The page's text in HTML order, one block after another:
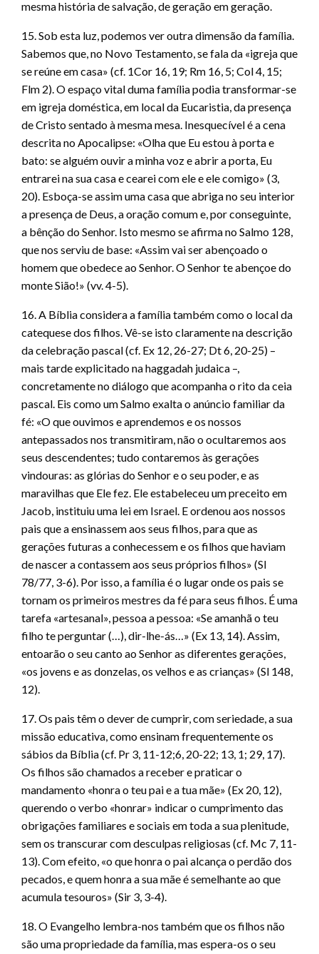
mesma história de salvação, de geração em geração.
15. Sob esta luz, podemos ver outra dimensão da família.
Sabemos que, no Novo Testamento, se fala da «igreja que
se reúne em casa» (cf. 1Cor 16, 19; Rm 16, 5; Col 4, 15;
Flm 2). O espaço vital duma família podia transformar-se
em igreja doméstica, em local da Eucaristia, da presença
de Cristo sentado à mesma mesa. Inesquecível é a cena
descrita no Apocalipse: «Olha que Eu estou à porta e
bato: se alguém ouvir a minha voz e abrir a porta, Eu
entrarei na sua casa e cearei com ele e ele comigo» (3,
20). Esboça-se assim uma casa que abriga no seu interior
a presença de Deus, a oração comum e, por conseguinte,
a bênção do Senhor. Isto mesmo se afirma no Salmo 128,
que nos serviu de base: «Assim vai ser abençoado o
homem que obedece ao Senhor. O Senhor te abençoe do
monte Sião!» (vv. 4-5).
16. A Bíblia considera a família também como o local da
catequese dos filhos. Vê-se isto claramente na descrição
da celebração pascal (cf. Ex 12, 26-27; Dt 6, 20-25) –
mais tarde explicitado na haggadah judaica –,
concretamente no diálogo que acompanha o rito da ceia
pascal. Eis como um Salmo exalta o anúncio familiar da
fé: «O que ouvimos e aprendemos e os nossos
antepassados nos transmitiram, não o ocultaremos aos
seus descendentes; tudo contaremos às gerações
vindouras: as glórias do Senhor e o seu poder, e as
maravilhas que Ele fez. Ele estabeleceu um preceito em
Jacob, instituiu uma lei em Israel. E ordenou aos nossos
pais que a ensinassem aos seus filhos, para que as
gerações futuras a conhecessem e os filhos que haviam
de nascer a contassem aos seus próprios filhos» (Sl
78/77, 3-6). Por isso, a família é o lugar onde os pais se
tornam os primeiros mestres da fé para seus filhos. É uma
tarefa «artesanal», pessoa a pessoa: «Se amanhã o teu
filho te perguntar (…), dir-lhe-ás…» (Ex 13, 14). Assim,
entoarão o seu canto ao Senhor as diferentes gerações,
«os jovens e as donzelas, os velhos e as crianças» (Sl 148,
12).
17. Os pais têm o dever de cumprir, com seriedade, a sua
missão educativa, como ensinam frequentemente os
sábios da Bíblia (cf. Pr 3, 11-12;6, 20-22; 13, 1; 29, 17).
Os filhos são chamados a receber e praticar o
mandamento «honra o teu pai e a tua mãe» (Ex 20, 12),
querendo o verbo «honrar» indicar o cumprimento das
obrigações familiares e sociais em toda a sua plenitude,
sem os transcurar com desculpas religiosas (cf. Mc 7, 11-
13). Com efeito, «o que honra o pai alcança o perdão dos
pecados, e quem honra a sua mãe é semelhante ao que
acumula tesouros» (Sir 3, 3-4).
18. O Evangelho lembra-nos também que os filhos não
são uma propriedade da família, mas espera-os o seu